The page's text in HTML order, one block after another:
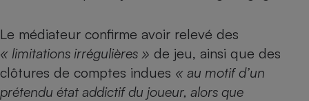
Le médiateur confirme avoir relevé des
« limitations irrégulières » de jeu, ainsi que des
clôtures de comptes indues « au motif d’un
prétendu état addictif du joueur, alors que